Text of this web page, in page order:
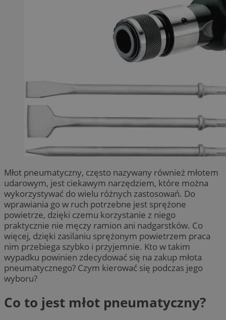
Młot pneumatyczny, często nazywany również młotem
udarowym, jest ciekawym narzędziem, które można
wykorzystywać do wielu różnych zastosowań. Do
wprawiania go w ruch potrzebne jest sprężone
powietrze, dzięki czemu korzystanie z niego
praktycznie nie męczy ramion ani nadgarstków. Co
więcej, dzięki zasilaniu sprężonym powietrzem praca
nim przebiega szybko i przyjemnie. Kto w takim
wypadku powinien zdecydować się na zakup młota
pneumatycznego? Czym kierować się podczas jego
wyboru?
Co to jest młot pneumatyczny?